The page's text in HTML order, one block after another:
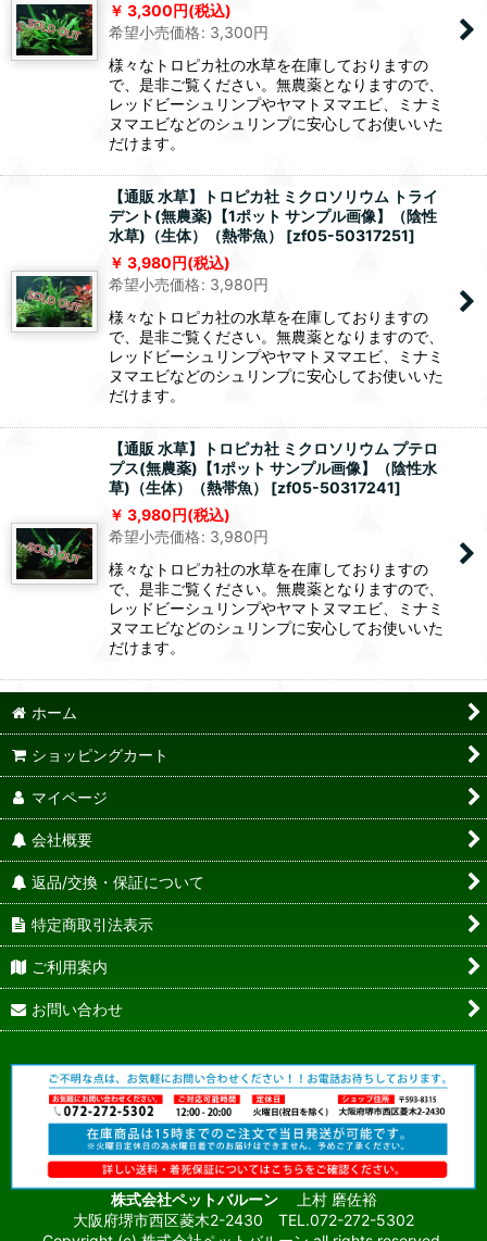
3,300円(税込)
希望小売価格: 3,300円
様々なトロピカ社の水草を在庫しておりますの
で、是非ご覧ください。無農薬となりますので、
レッドビーシュリンプやヤマトヌマエビ、ミナミ
ヌマエビなどのシュリンプに安心してお使いいた
だけます。
【通販 水草】トロピカ社 ミクロソリウム トライ
デント(無農薬)【1ポット サンプル画像】（陰性
水草)（生体）（熱帯魚）
[zf05-50317251]
3,980円(税込)
希望小売価格: 3,980円
様々なトロピカ社の水草を在庫しておりますの
で、是非ご覧ください。無農薬となりますので、
レッドビーシュリンプやヤマトヌマエビ、ミナミ
ヌマエビなどのシュリンプに安心してお使いいた
だけます。
【通販 水草】トロピカ社 ミクロソリウム プテロ
プス(無農薬)【1ポット サンプル画像】（陰性水
草)（生体）（熱帯魚）
[zf05-50317241]
3,980円(税込)
希望小売価格: 3,980円
様々なトロピカ社の水草を在庫しておりますの
で、是非ご覧ください。無農薬となりますので、
レッドビーシュリンプやヤマトヌマエビ、ミナミ
ヌマエビなどのシュリンプに安心してお使いいた
だけます。
ホーム
ショッピングカート
マイページ
会社概要
返品/交換・保証について
特定商取引法表示
ご利用案内
お問い合わせ
株式会社ペットバルーン
上村 磨佐裕
大阪府堺市西区菱木2-2430 TEL.072-272-5302